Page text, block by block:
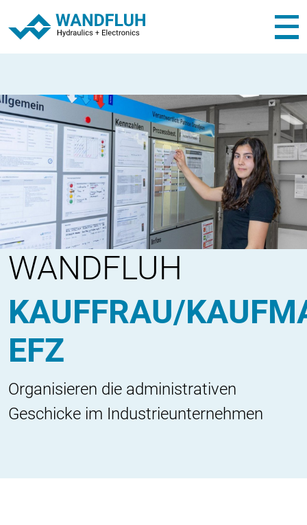
WANDFLUH
KAUFFRAU/
EFZ
Organisieren die administrativen
Geschicke im Industrieunternehmen